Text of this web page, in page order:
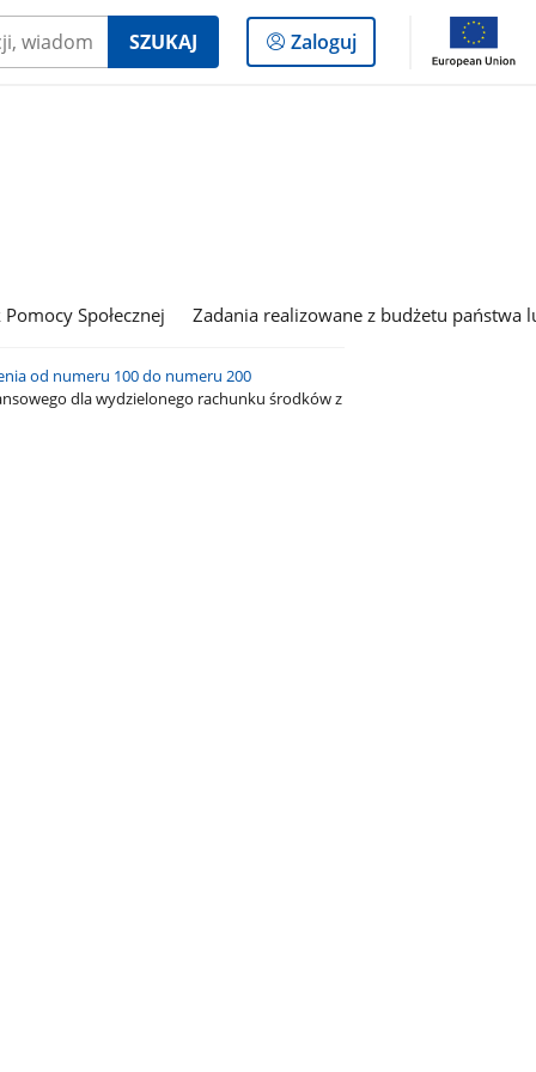
SZUKAJ
Logowanie
do
Zaloguj
Społecznej Zadania realizowane z budżetu państwa
od numeru 100 do numeru 200
dla wydzielonego rachunku środków z